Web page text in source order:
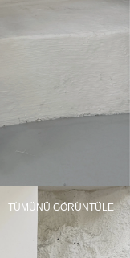
TÜMÜNÜ GÖRÜNTÜLE